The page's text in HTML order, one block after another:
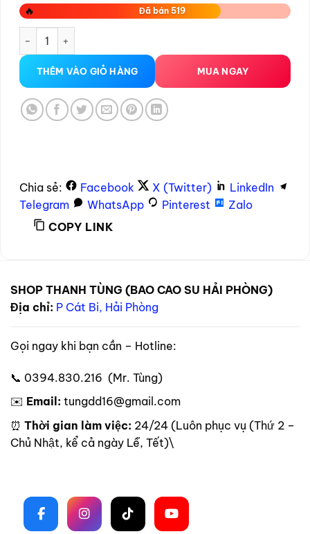
🔥 Đã bán 519
Trứng rung tình yêu Pretty Love Joyce – Mini số lượng
THÊM VÀO GIỎ HÀNG MUA NGAY
Chia sẻ: Facebook X (Twitter)
LinkedIn
Telegram
WhatsApp Pinterest
Zalo
COPY LINK
SHOP THANH TÙNG (BAO CAO SU HẢI PHÒNG)
Địa chỉ: P Cát Bi, Hải Phòng
Gọi ngay khi bạn cần – Hotline:
📞 0394.830.216 (Mr. Tùng)
✉️ Email: tungdd16@gmail.com
⏰ Thời gian làm việc: 24/24 (Luôn phục vụ (Thứ 2 –
Chủ Nhật, kể cả ngày Lễ, Tết)\